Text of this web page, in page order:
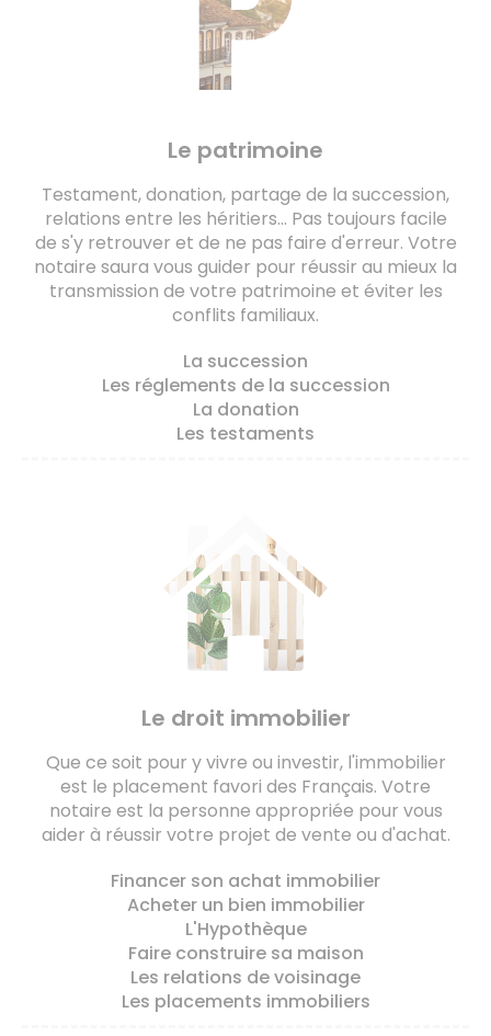
Le patrimoine
Testament, donation, partage de la succession,
relations entre les héritiers... Pas toujours facile
de s'y retrouver et de ne pas faire d'erreur. Votre
notaire saura vous guider pour réussir au mieux la
transmission de votre patrimoine et éviter les
conflits familiaux.
La succession
Les réglements de la succession
La donation
Les testaments
Le droit immobilier
Que ce soit pour y vivre ou investir, l'immobilier
est le placement favori des Français. Votre
notaire est la personne appropriée pour vous
aider à réussir votre projet de vente ou d'achat.
Financer son achat immobilier
Acheter un bien immobilier
L'Hypothèque
Faire construire sa maison
Les relations de voisinage
Les placements immobiliers